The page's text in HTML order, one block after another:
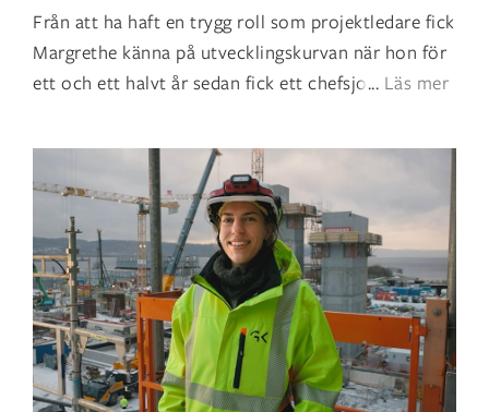
Från att ha haft en trygg roll som projektledare fick
Margrethe känna på utvecklingskurvan när hon för
ett och ett halvt år sedan fick ett chefsjobb me
... Läs mer